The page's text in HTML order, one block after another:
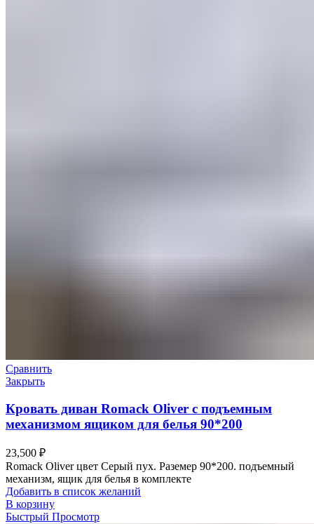
Сравнить
Закрыть
Кровать диван Romack Oliver с подъемным
механизмом ящиком для белья 90*200
23,500 ₽
Romack Oliver цвет Серый пух. Раземер 90*200. подъемный
механизм, ящик для белья в комплекте
Добавить в список желаний
В корзину
Быстрый Просмотр